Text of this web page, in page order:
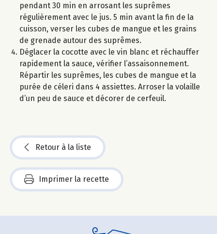
pendant 30 min en arrosant les suprêmes
régulièrement avec le jus. 5 min avant la fin de la
cuisson, verser les cubes de mangue et les grains
de grenade autour des suprêmes.
Déglacer la cocotte avec le vin blanc et réchauffer
rapidement la sauce, vérifier l’assaisonnement.
Répartir les suprêmes, les cubes de mangue et la
purée de céleri dans 4 assiettes. Arroser la volaille
d’un peu de sauce et décorer de cerfeuil.
Retour à la liste
Imprimer la recette